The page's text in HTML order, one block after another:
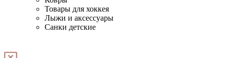
Товары для хоккея
Лыжи и аксессуары
Санки детские